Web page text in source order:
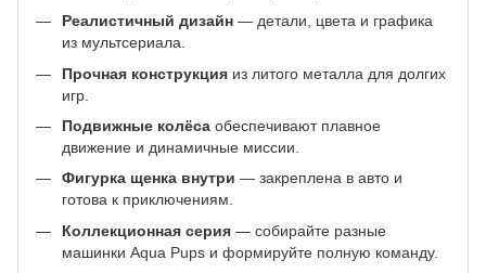
Реалистичный дизайн — детали, цвета и графика
из мультсериала.
Прочная конструкция из литого металла для долгих
игр.
Подвижные колёса обеспечивают плавное
движение и динамичные миссии.
Фигурка щенка внутри — закреплена в авто и
готова к приключениям.
Коллекционная серия — собирайте разные
машинки Aqua Pups и формируйте полную команду.